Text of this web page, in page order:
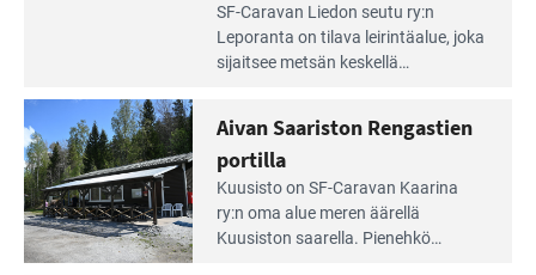
rannalla
pääsee
irti
arjesta
SF-Caravan Liedon seutu ry:n
Leporanta on tilava leirintäalue, joka
sijaitsee metsän kes­kellä
tarjoaa ympäris­töineen kauniit
maisemat ja loistavat virkistäytymis­
mahdollisuudet.
Lue
Leirintäoppaan
artikkeli:
Aivan
Aivan Saariston Rengastien
portilla
Kuusisto on SF-Caravan Kaarina
ry:n oma alue meren äärellä
Kuusiston saarella. Pie­nehkö